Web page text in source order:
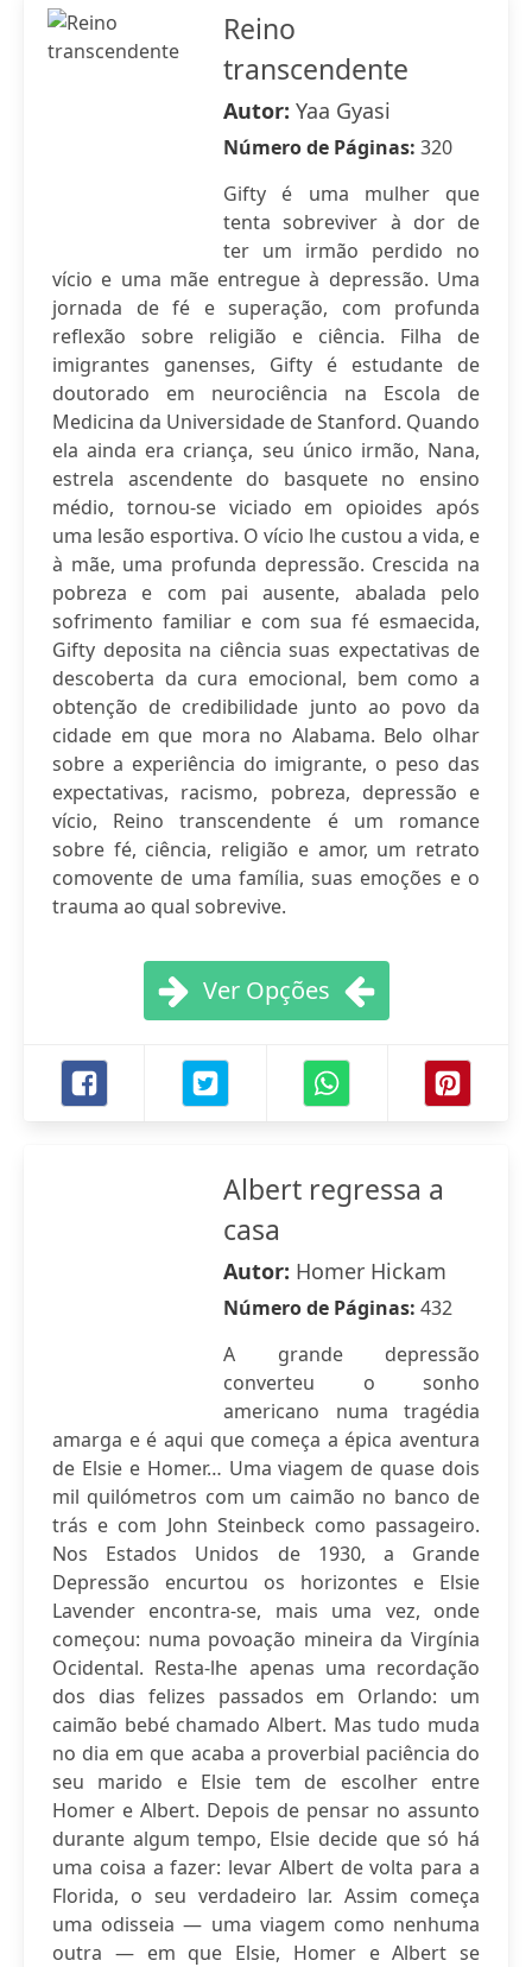
Reino
transcendente
Autor: Yaa Gyasi
Número de Páginas: 320
Gifty é uma mulher que
tenta sobreviver à dor de
ter um irmão perdido no
vício e uma mãe entregue à depressão. Uma
jornada de fé e superação, com profunda
reflexão sobre religião e ciência. Filha de
imigrantes ganenses, Gifty é estudante de
doutorado em neurociência na Escola de
Medicina da Universidade de Stanford. Quando
ela ainda era criança, seu único irmão, Nana,
estrela ascendente do basquete no ensino
médio, tornou-se viciado em opioides após
uma lesão esportiva. O vício lhe custou a vida, e
à mãe, uma profunda depressão. Crescida na
pobreza e com pai ausente, abalada pelo
sofrimento familiar e com sua fé esmaecida,
Gifty deposita na ciência suas expectativas de
descoberta da cura emocional, bem como a
obtenção de credibilidade junto ao povo da
cidade em que mora no Alabama. Belo olhar
sobre a experiência do imigrante, o peso das
expectativas, racismo, pobreza, depressão e
vício, Reino transcendente é um romance
sobre fé, ciência, religião e amor, um retrato
comovente de uma família, suas emoções e o
trauma ao qual sobrevive.
Ver Opções
Albert regressa a
casa
Autor: Homer Hickam
Número de Páginas: 432
A grande depressão
converteu o sonho
americano numa tragédia
amarga e é aqui que começa a épica aventura
de Elsie e Homer… Uma viagem de quase dois
mil quilómetros com um caimão no banco de
trás e com John Steinbeck como passageiro.
Nos Estados Unidos de 1930, a Grande
Depressão encurtou os horizontes e Elsie
Lavender encontra-se, mais uma vez, onde
começou: numa povoação mineira da Virgínia
Ocidental. Resta-lhe apenas uma recordação
dos dias felizes passados em Orlando: um
caimão bebé chamado Albert. Mas tudo muda
no dia em que acaba a proverbial paciência do
seu marido e Elsie tem de escolher entre
Homer e Albert. Depois de pensar no assunto
durante algum tempo, Elsie decide que só há
uma coisa a fazer: levar Albert de volta para a
Florida, o seu verdadeiro lar. Assim começa
uma odisseia — uma viagem como nenhuma
outra — em que Elsie, Homer e Albert se